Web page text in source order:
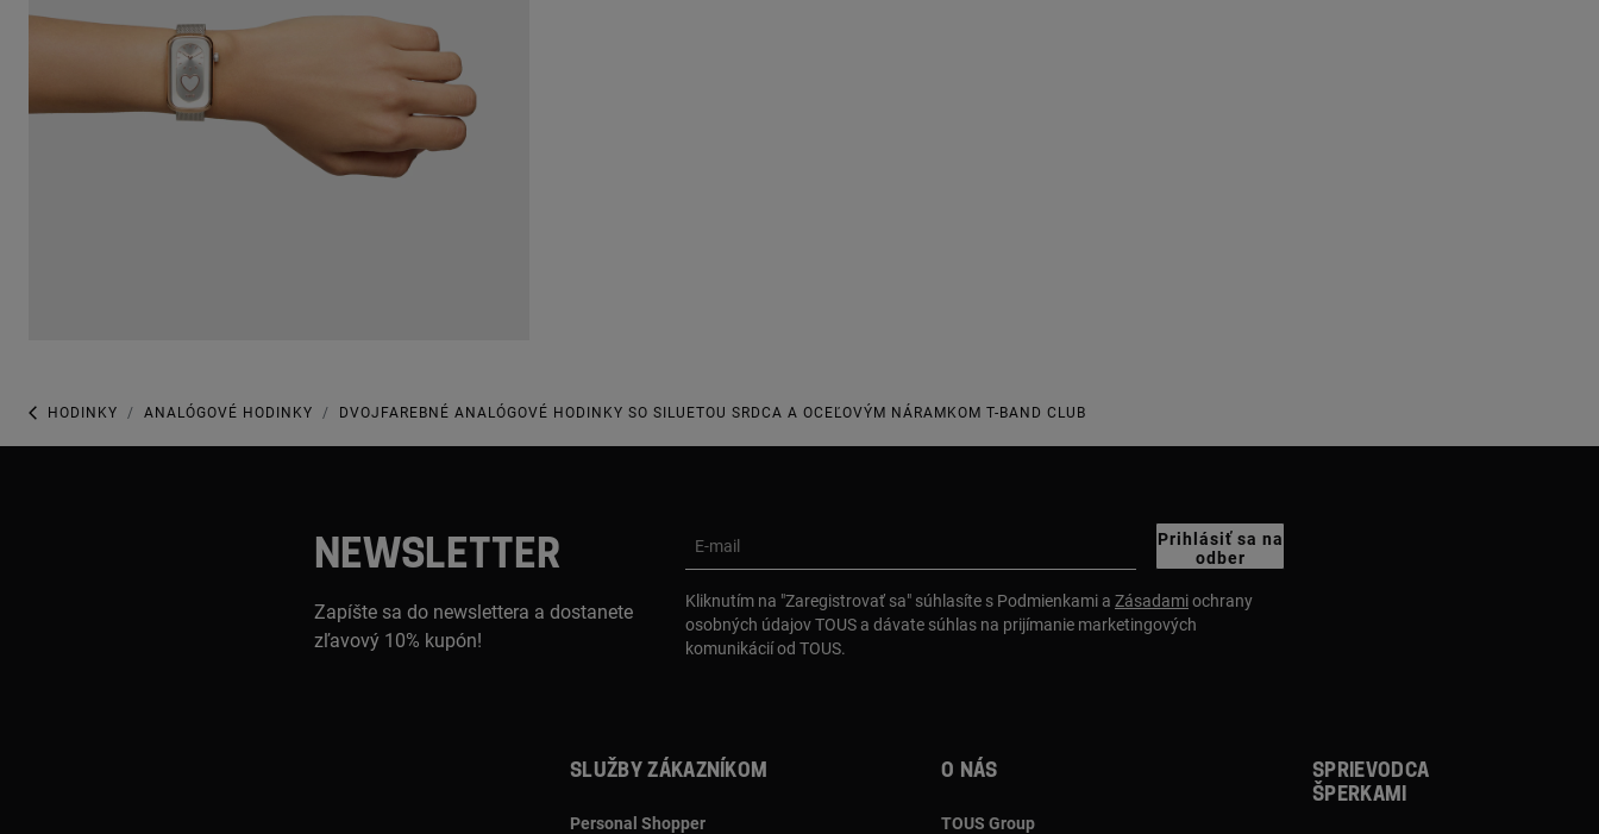
HODINKY ANALÓGOVÉ HODINKY DVOJFAREBNÉ ANALÓGOVÉ HODINKY SO SILUETOU SRDCA A OCEĽOVÝM NÁRAMKOM T-BAND CLUB
NEWSLETTER
Zapíšte sa do newslettera a dostanete
zľavový 10% kupón!
E-mail
Prihlásiť sa na
odber
Kliknutím na "Zaregistrovať sa" súhlasíte s Podmienkami a Zásadamiochrany
osobných údajov TOUS a dávate súhlas na prijímanie marketingových
komunikácií od TOUS.
Služby zákazníkom
Personal Shopper
O nás
TOUS Group
Sprievodca
šperkami